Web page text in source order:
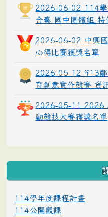
2026-06-02 114學
合奏 國中團體組 特
2026-06-02 中興
心得比賽獲獎名單
2026-05-12 913鄭
育創意實作競賽-資
2026-05-11 2026
動競技大賽獲獎名單
114學年度課程計畫
114公開觀課